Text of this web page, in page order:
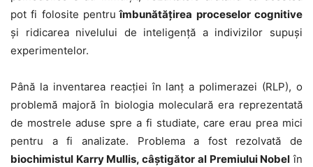
pot fi folosite pentru îmbunătățirea proceselor cognitive
și ridicarea nivelului de inteligență a indivizilor supuși
experimentelor.
Până la inventarea reacției în lanț a polimerazei (RLP), o
problemă majoră în biologia moleculară era reprezentată
de mostrele aduse spre a fi studiate, care erau prea mici
pentru a fi analizate. Problema a fost rezolvată de
biochimistul Karry Mullis, câștigător al Premiului Nobel în